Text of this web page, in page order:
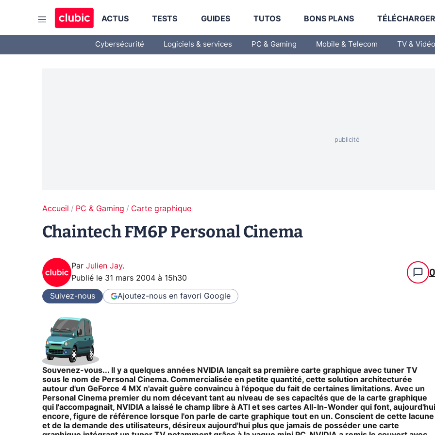
ACTUS TESTS GUIDES TUTOS BONS PLANS
Cybersécurité Logiciels & services PC & Gaming Mobile & Telecom TV & Vidéo
Accueil PC & Gaming Carte graphique
Chaintech FM6P Personal Cinema
Par Julien Jay.
Publié le 31 mars 2004 à 15h30 0
Suivez-nous Ajoutez-nous en favori Google
Souvenez-vous... Il y a quelques années NVIDIA lançait sa première carte graphique avec tuner TV
sous le nom de Personal Cinema. Commercialisée en petite quantité, cette solution architecturée
autour d'un GeForce 4 MX n'avait guère convaincu à l'époque du fait de certaines limitations. Avec un
Personal Cinema premier du nom décevant tant au niveau de ses capacités que de la carte graphique
qui l'accompagnait, NVIDIA a laissé le champ libre à ATI et ses cartes All-In-Wonder qui font, aujourd'hui
encore, figure de référence lorsque l'on parle de carte graphique tout en un. Conscient de cette lacune
et de la demande des utilisateurs, désireux aujourd'hui plus que jamais de posséder une carte